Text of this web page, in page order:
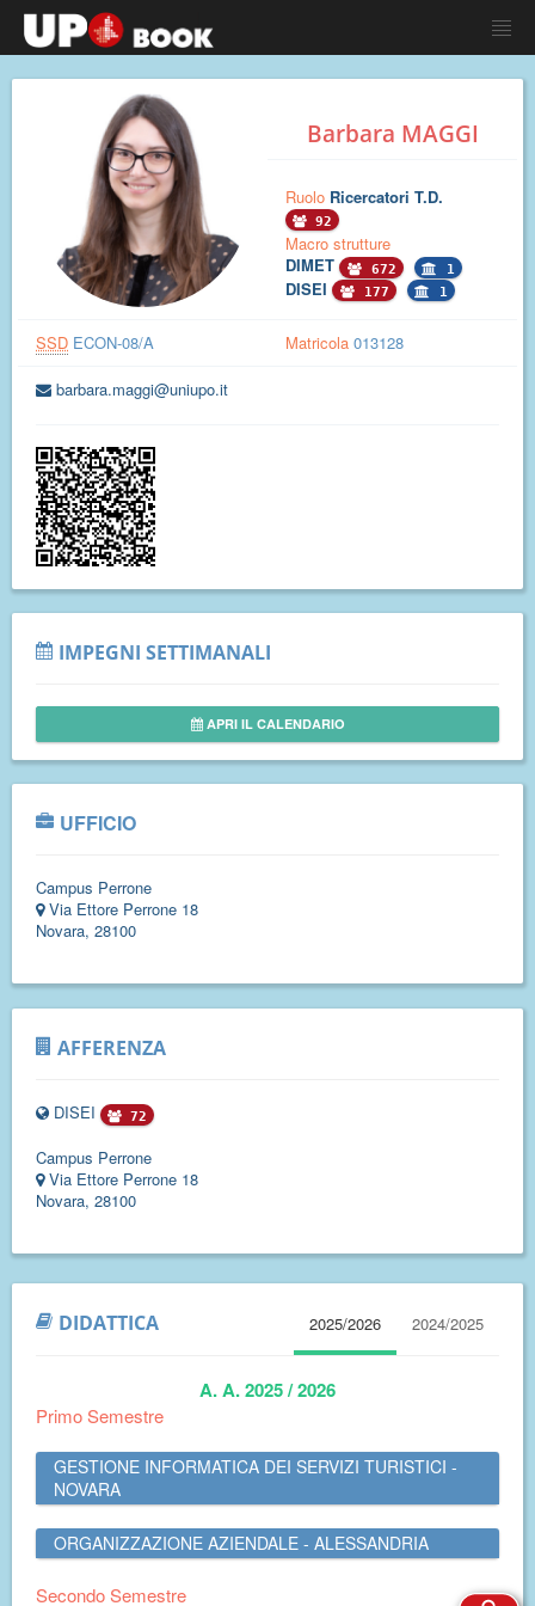
Barbara MAGGI
Ruolo Ricercatori T.D.
92
Macro strutture
DIMET
672 1
DISEI 177 1
SSD ECON-08/A Matricola 013128
barbara.maggi@uniupo.it
IMPEGNI SETTIMANALI
APRI IL CALENDARIO
UFFICIO
Campus Perrone
Via Ettore Perrone 18
Novara, 28100
AFFERENZA
DISEI 72
Campus Perrone
Via Ettore Perrone 18
Novara, 28100
DIDATTICA 2025/2026 2024/2025
A. A. 2025 / 2026
Primo Semestre
GESTIONE INFORMATICA DEI SERVIZI TURISTICI -
NOVARA
ORGANIZZAZIONE AZIENDALE - ALESSANDRIA
Secondo Semestre